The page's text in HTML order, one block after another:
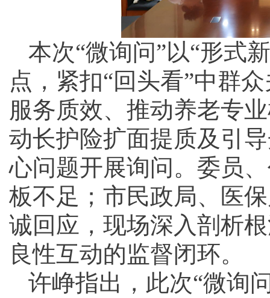
本次“微询问”以“形式
点，紧扣“回头看”中群
服务质效、推动养老专
动长护险扩面提质及引
心问题开展询问。委员
板不足；市民政局、医
诚回应，现场深入剖析
良性互动的监督闭环。
许峥指出，此次“微询